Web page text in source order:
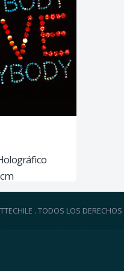
. TODOS LOS DERECHOS